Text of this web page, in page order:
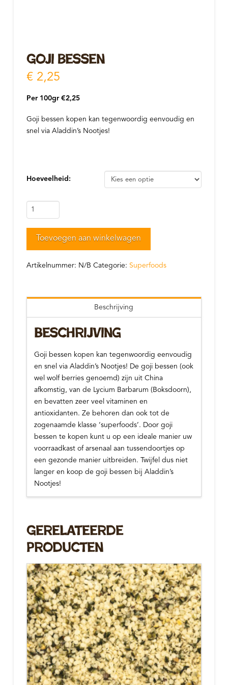
Goji bessen
€2,25
Per 100gr €2,25
Goji bessen kopen kan tegenwoordig eenvoudig en
snel via Aladdin’s Nootjes!
Hoeveelheid:
Goji
bessen
aantal
Toevoegen aan winkelwagen
Artikelnummer: N/B Categorie: Superfoods
Beschrijving
Beschrijving
Goji bessen kopen kan tegenwoordig eenvoudig
en snel via Aladdin’s Nootjes! De goji bessen (ook
wel wolf berries genoemd) zijn uit China
afkomstig, van de Lycium Barbarum (Boksdoorn),
en bevatten zeer veel vitaminen en
antioxidanten. Ze behoren dan ook tot de
zogenaamde klasse ‘superfoods’. Door goji
bessen te kopen kunt u op een ideale manier uw
voorraadkast of arsenaal aan tussendoortjes op
een gezonde manier uitbreiden. Twijfel dus niet
langer en koop de goji bessen bij Aladdin’s
Nootjes!
Gerelateerde
Producten